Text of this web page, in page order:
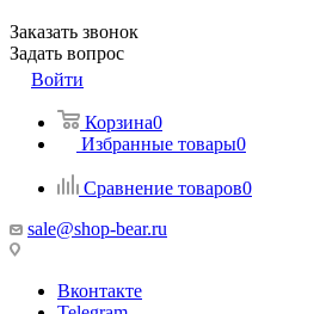
Заказать звонок
Задать вопрос
Войти
Корзина0
Избранные товары0
Сравнение товаров0
sale@shop-bear.ru
Вконтакте